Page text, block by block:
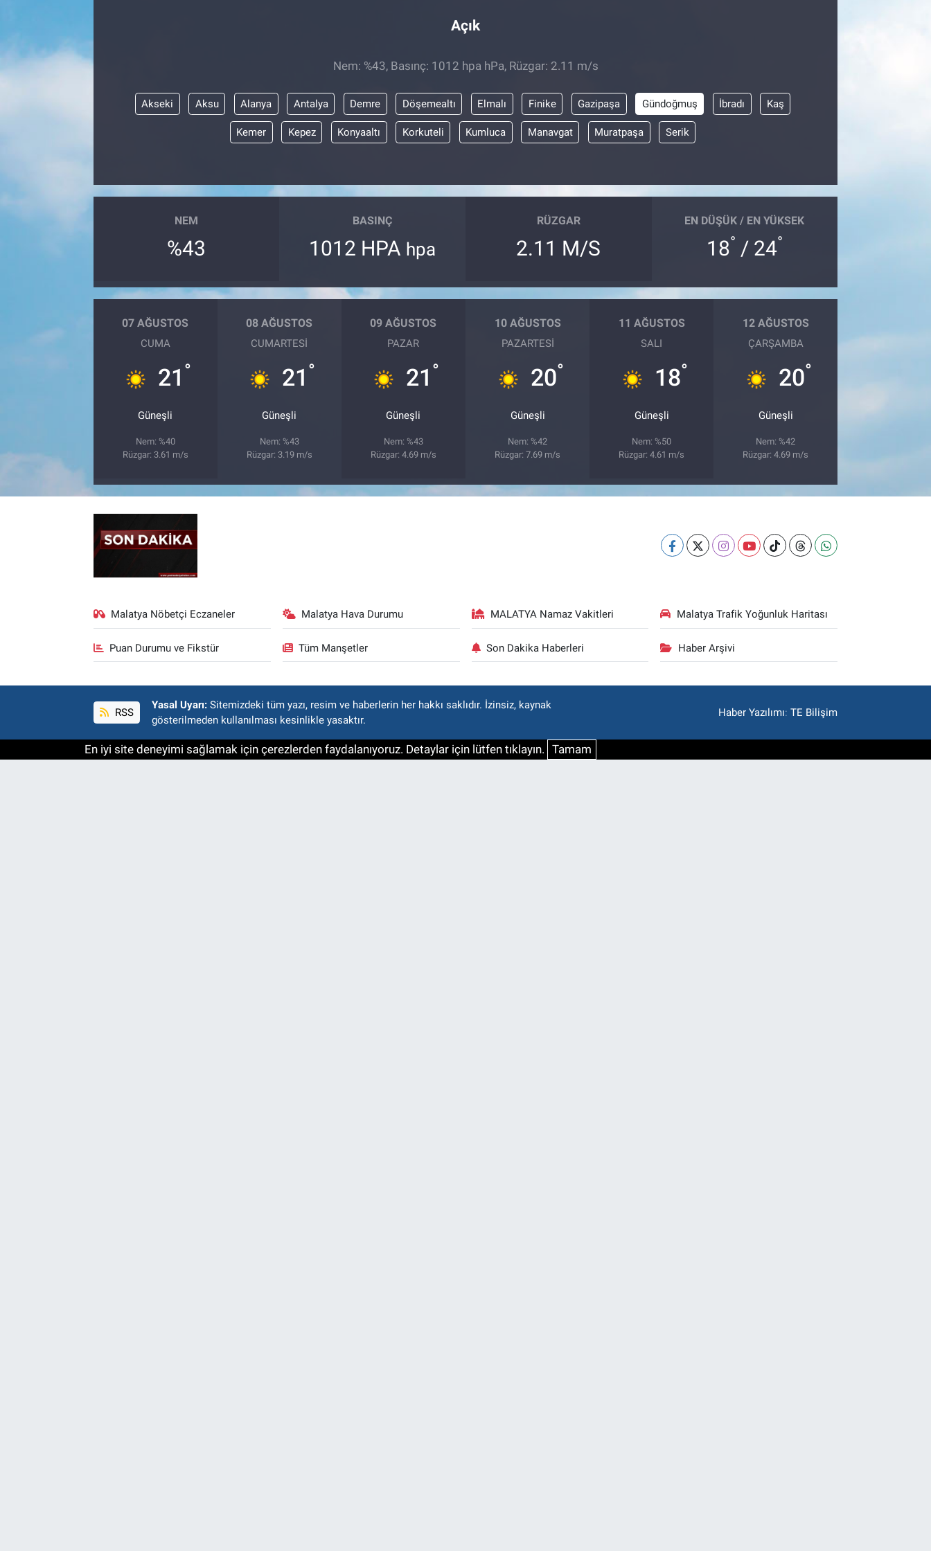
Açık
Nem: %43, Basınç: 1012 hpa hPa, Rüzgar: 2.11 m/s
Akseki Aksu Alanya Antalya Demre Döşemealtı Elmalı Finike Gazipaşa Gündoğmuş İbradı Kaş
Kemer Kepez Konyaaltı Korkuteli Kumluca Manavgat Muratpaşa Serik
NEM
%43
BASINÇ
1012 HPA hpa
RÜZGAR
2.11 M/S
EN DÜŞÜK / EN YÜKSEK
18° / 24°
07 AĞUSTOS
CUMA
21 °
Güneşli
Nem: %40
Rüzgar: 3.61 m/s
08 AĞUSTOS
CUMARTESI
21 °
Güneşli
Nem: %43
Rüzgar: 3.19 m/s
09 AĞUSTOS
PAZAR
21 °
Güneşli
Nem: %43
Rüzgar: 4.69 m/s
10 AĞUSTOS
PAZARTESI
20°
Güneşli
Nem: %42
Rüzgar: 7.69 m/s
11 AĞUSTOS
SALI
18°
Güneşli
Nem: %50
Rüzgar: 4.61 m/s
12 AĞUSTOS
ÇARŞAMBA
20°
Güneşli
Nem: %42
Rüzgar: 4.69 m/s
Malatya Nöbetçi Eczaneler Malatya Hava Durumu MALATYA Namaz Vakitleri Malatya Trafik Yoğunluk Haritası
Puan Durumu ve Fikstür Tüm Manşetler Son Dakika Haberleri Haber Arşivi
RSS
Yasal Uyarı: Sitemizdeki tüm yazı, resim ve haberlerin her hakkı saklıdır. İzinsiz, kaynak
gösterilmeden kullanılması kesinlikle yasaktır.
Haber Yazılımı:TE Bilişim
En iyi site deneyimi sağlamak için çerezlerden faydalanıyoruz. Detaylar için lütfen tıklayın. Tamam